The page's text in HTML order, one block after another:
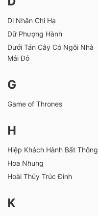
Dị Nhân Chi Hạ
Dữ Phượng Hành
Dưới Tán Cây Có Ngôi Nhà
Mái Đỏ
G
Game of Thrones
H
Hiệp Khách Hành Bất Thông
Hoa Nhung
Hoài Thủy Trúc Đình
K